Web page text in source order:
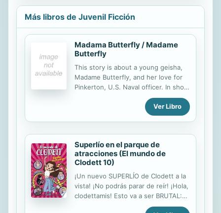
Más libros de Juvenil Ficción
Madama Butterfly / Madame
Butterfly
This story is about a young geisha,
Madame Butterfly, and her love for
Pinkerton, U.S. Naval officer. In short
time, they got married, but he back
to USA. She promised waiting for
him. A few years ago, he return to
discover that he has a daughter. He
decided to take her and back to
EEUU.
Ver Libro
Superlío en el parque de
atracciones (El mundo de
Clodett 10)
¡Un nuevo SUPERLÍO de Clodett a la
vista! ¡No podrás parar de reír! ¡Hola,
clodettamis! Esto va a ser BRUTAL:
¡nos vamos al PARQUE DE